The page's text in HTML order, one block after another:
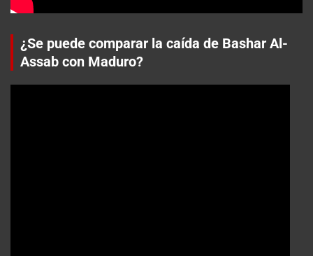
¿Se puede comparar la caída de Bashar Al-
Assab con Maduro?